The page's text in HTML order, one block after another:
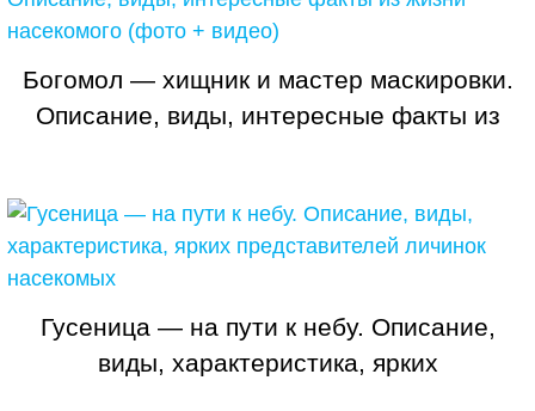
Богомол — хищник и мастер маскировки.
Описание, виды, интересные факты из
Гусеница — на пути к небу. Описание,
виды, характеристика, ярких